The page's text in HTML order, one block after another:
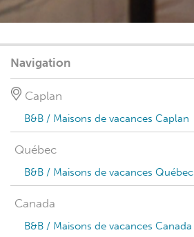
Navigation
Caplan
B&B / Maisons de vacances Caplan
Québec
B&B / Maisons de vacances Québec
Canada
B&B / Maisons de vacances Canada